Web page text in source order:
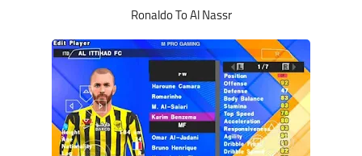
Ronaldo To Al Nassr